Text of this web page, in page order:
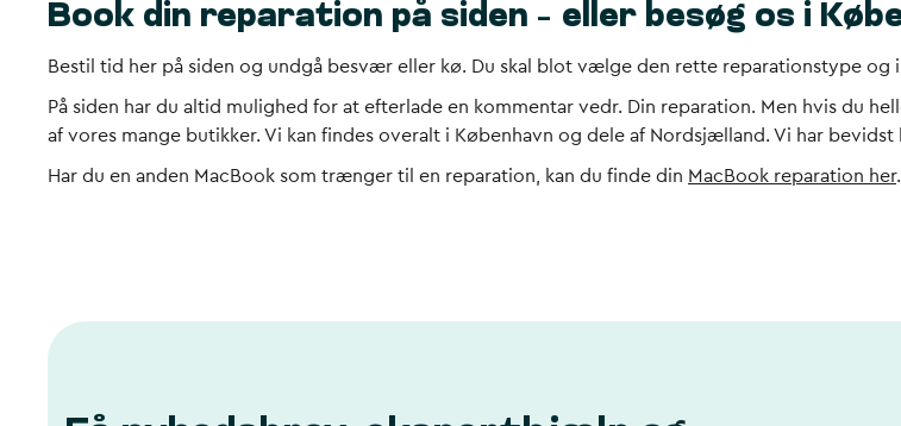
Book din reparation på siden – eller besøg os i
Bestil tid her på siden og undgå besvær eller kø. Du skal blot vælge den rette reparationstype og
På siden har du altid mulighed for at efterlade en kommentar vedr. Din reparation. Men hvis du
af vores mange butikker. Vi kan findes overalt i København og dele af Nordsjælland. Vi har
Har du en anden MacBook som trænger til en reparation, kan du finde din MacBook reparation her.